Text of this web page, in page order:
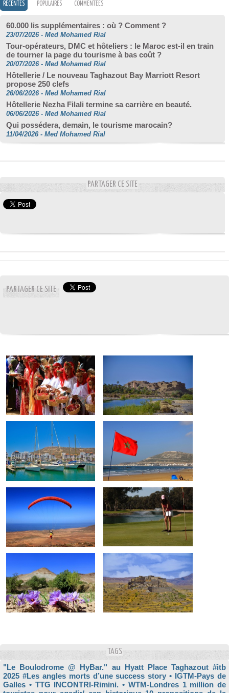
RÉCENTES POPULAIRES COMMENTÉES
60.000 lis supplémentaires : où ? Comment ?
23/07/2026 - Med Mohamed Rial
Tour-opérateurs, DMC et hôteliers : le Maroc est-il en train
de tourner la page du tourisme à bas coût ?
20/07/2026 - Med Mohamed Rial
Hôtellerie / Le nouveau Taghazout Bay Marriott Resort
propose 250 clefs
26/06/2026 - Med Mohamed Rial
Hôtellerie Nezha Filali termine sa carrière en beauté.
06/06/2026 - Med Mohamed Rial
Qui possédera, demain, le tourisme marocain?
11/04/2026 - Med Mohamed Rial
PARTAGER CE SITE
PARTAGER CE SITE
TAGS
"Le Boulodrome @ HyBar." au Hyatt Place Taghazout #itb
2025 #Les angles morts d’une success story • IGTM-Pays de
Galles • TTG INCONTRI-Rimini. • WTM-Londres 1 million de